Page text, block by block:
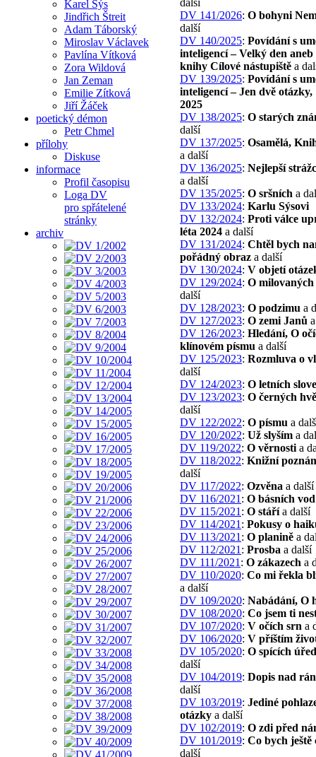
Karel Sýs
Jindřich Štreit
Adam Táborský
Miroslav Václavek
Pavlína Vítková
Zora Wildová
Jan Zeman
Emilie Zítková
Jiří Žáček
poetický démon
Petr Chmel
přílohy
Diskuse
informace
Profil časopisu
Loga DV
pro spřátelené
stránky
archiv
DV 141/2026: O bohyni
další
DV 140/2025: Povídání s
inteligencí – Velký den
knihy Cílové nástupiště a
DV 139/2025: Povídání s
inteligencí – Jen dvě otázky,
2025
DV 138/2025: O starých
další
DV 137/2025: Osamělá,
a další
DV 136/2025: Nejlepší
a další
DV 135/2025: O sršních a
DV 133/2024: Karlu Sýsovi
DV 132/2024: Proti válce
léta 2024 a další
DV 131/2024: Chtěl bych
pořádný obraz a další
DV 130/2024: V objetí
DV 129/2024: O milovaných
další
DV 128/2023: O podzimu a
DV 127/2023: O zemi Janů
DV 126/2023: Hledání, O
klínovém písmu a další
DV 125/2023: Rozmluva o
další
DV 124/2023: O letních
DV 123/2023: O černých
další
DV 122/2022: O písmu a
DV 120/2022: Už slyším a
DV 119/2022: O věrnosti a
DV 118/2022: Knižní
další
DV 117/2022: Ozvěna a další
DV 116/2021 : O básních vod
DV 115/2021 : O stářía další
DV 114/2021 : Pokusy o
DV 113/2021 : O planině a
DV 112/2021 : Prosba a další
DV 111/2021 : O zákazech a
DV 110/2020: Co mi řekla
a další
DV 109/2020: Nabádání, O
DV 108/2020: Co jsem ti
DV 107/2020: V očích srn a
DV 106/2020: V příštím
DV 105/2020: O spících
další
DV 104/2019: Dopis nad
další
DV 103/2019: Jediné
otázky a další
DV 102/2019: O zdi před
DV 101/2019: Co bych ještě
další